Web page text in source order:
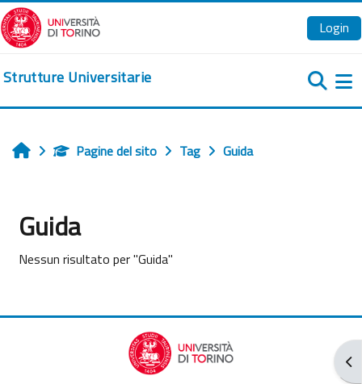
Vai al contenuto principale
Login
Strutture Universitarie
HomePagine del sito Tag Guida
Guida
Nessun risultato per "Guida"